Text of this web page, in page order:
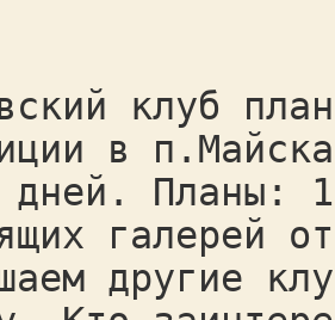
клуб
в
дней. Планы:
галерей
другие